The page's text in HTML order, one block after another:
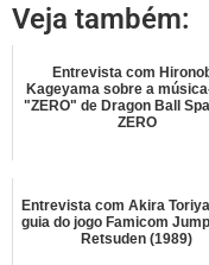
Veja também:
Entrevista com
Kageyama sobre a
"ZERO" de Dragon Ball
ZERO
Entrevista com Akira
guia do jogo Famicom
Retsuden (1989)